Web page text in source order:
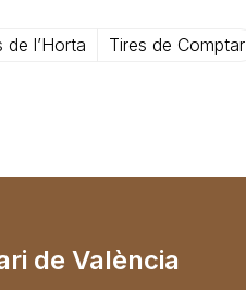
de l’Horta Tires de Comptar
de València